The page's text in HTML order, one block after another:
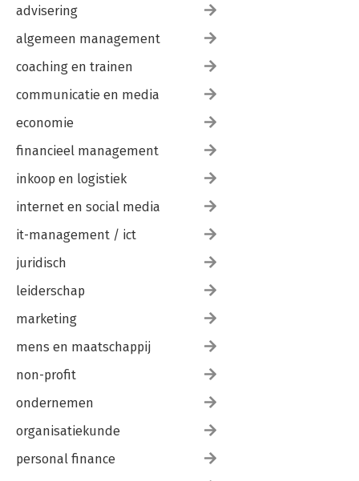
advisering
algemeen management
coaching en trainen
communicatie en media
economie
financieel management
inkoop en logistiek
internet en social media
it-management / ict
juridisch
leiderschap
marketing
mens en maatschappij
non-profit
ondernemen
organisatiekunde
personal finance